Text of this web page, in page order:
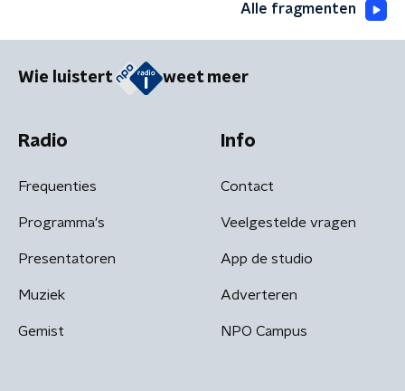
Alle fragmenten
Wie luistert weet meer
Radio
Frequenties
Programma's
Presentatoren
Muziek
Gemist
Info
Contact
Veelgestelde vragen
App de studio
Adverteren
NPO Campus